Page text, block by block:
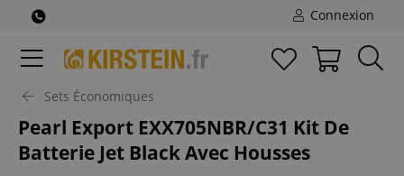
Connexion
Sets Économiques
Pearl Export EXX705NBR/C31 Kit De
Batterie Jet Black Avec Housses